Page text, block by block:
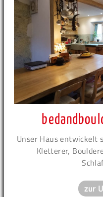
Unser Haus entwickelt
Kletterer,
zur